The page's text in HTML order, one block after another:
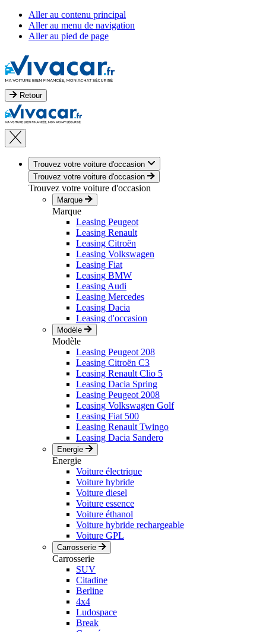
Aller au contenu principal
Aller au menu de navigation
Aller au pied de page
Retour
Trouvez votre voiture d'occasion
Trouvez votre voiture d'occasion
Trouvez votre voiture d'occasion
Marque
Marque
Leasing Peugeot
Leasing Renault
Leasing Citroën
Leasing Volkswagen
Leasing Fiat
Leasing BMW
Leasing Audi
Leasing Mercedes
Leasing Dacia
Leasing d'occasion
Modèle
Modèle
Leasing Peugeot 208
Leasing Citroën C3
Leasing Renault Clio 5
Leasing Dacia Spring
Leasing Peugeot 2008
Leasing Volkswagen Golf
Leasing Fiat 500
Leasing Renault Twingo
Leasing Dacia Sandero
Energie
Energie
Voiture électrique
Voiture hybride
Voiture diesel
Voiture essence
Voiture éthanol
Voiture hybride rechargeable
Voiture GPL
Carrosserie
Carrosserie
SUV
Citadine
Berline
4x4
Ludospace
Break